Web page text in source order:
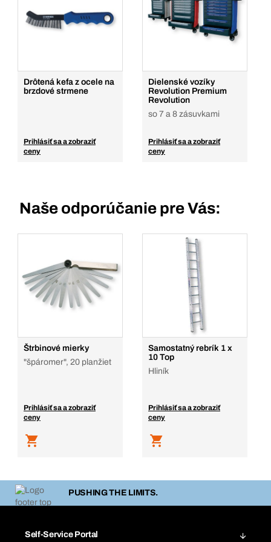
Drôtená kefa z ocele na
brzdové strmene
Prihlásiť sa a zobraziť
ceny
Dielenské vozíky
Revolution Premium
Revolution
so 7 a 8 zásuvkami
Prihlásiť sa a zobraziť
ceny
Naše odporúčanie pre Vás:
Štrbinové mierky
"špáromer", 20 planžiet
Prihlásiť sa a zobraziť
ceny
Samostatný rebrík 1 x
10 Top
Hliník
Prihlásiť sa a zobraziť
ceny
PUSHING THE LIMITS.
Self-Service Portal